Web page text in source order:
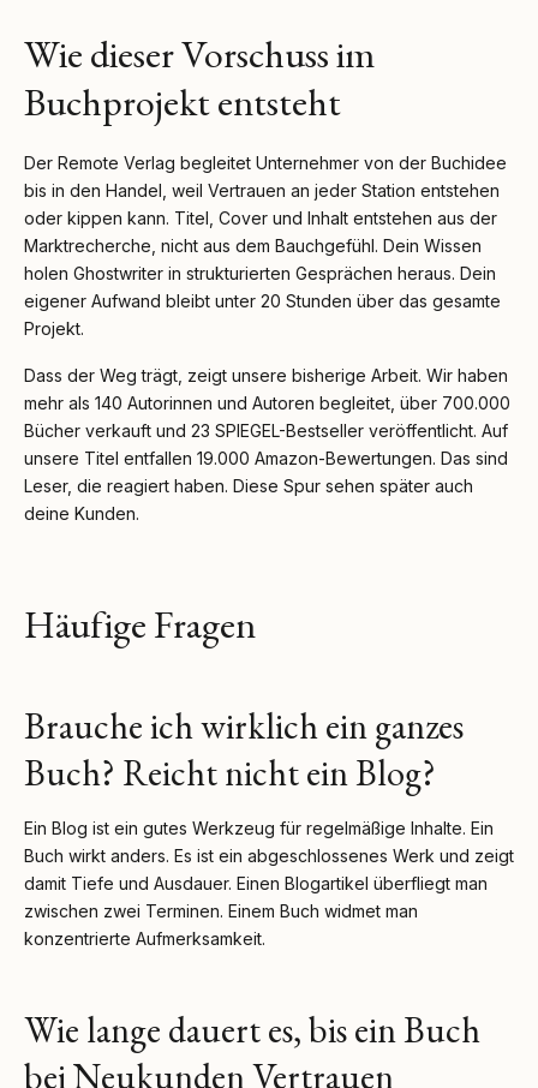
Wie dieser Vorschuss im
Buchprojekt entsteht
Der Remote Verlag begleitet Unternehmer von der Buchidee
bis in den Handel, weil Vertrauen an jeder Station entstehen
oder kippen kann. Titel, Cover und Inhalt entstehen aus der
Marktrecherche, nicht aus dem Bauchgefühl. Dein Wissen
holen Ghostwriter in strukturierten Gesprächen heraus. Dein
eigener Aufwand bleibt unter 20 Stunden über das gesamte
Projekt.
Dass der Weg trägt, zeigt unsere bisherige Arbeit. Wir haben
mehr als 140 Autorinnen und Autoren begleitet, über 700.000
Bücher verkauft und 23 SPIEGEL-Bestseller veröffentlicht. Auf
unsere Titel entfallen 19.000 Amazon-Bewertungen. Das sind
Leser, die reagiert haben. Diese Spur sehen später auch
deine Kunden.
Häufige Fragen
Brauche ich wirklich ein ganzes
Buch? Reicht nicht ein Blog?
Ein Blog ist ein gutes Werkzeug für regelmäßige Inhalte. Ein
Buch wirkt anders. Es ist ein abgeschlossenes Werk und zeigt
damit Tiefe und Ausdauer. Einen Blogartikel überfliegt man
zwischen zwei Terminen. Einem Buch widmet man
konzentrierte Aufmerksamkeit.
Wie lange dauert es, bis ein Buch
bei Neukunden Vertrauen